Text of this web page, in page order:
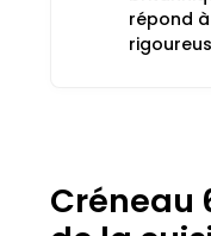
répond
Créneau